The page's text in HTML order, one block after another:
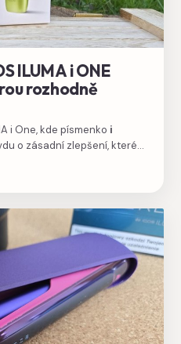
ILUMA i ONE
rozhodně
i One, kde písmenko i
o zásadní zlepšení, které
nákup.